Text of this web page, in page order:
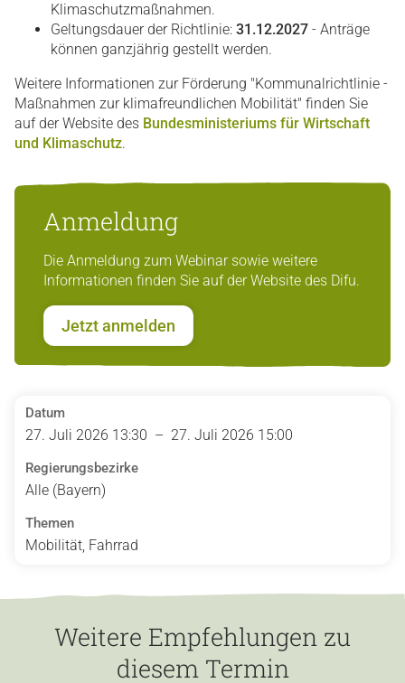
Klimaschutzmaßnahmen.
Geltungsdauer der Richtlinie: 31.12.2027 - Anträge
können ganzjährig gestellt werden.
Weitere Informationen zur Förderung "Kommunalrichtlinie -
Maßnahmen zur klimafreundlichen Mobilität" finden Sie
auf der Website des Bundesministeriums für Wirtschaft
und Klimaschutz.
Anmeldung
Die Anmeldung zum Webinar sowie weitere
Informationen finden Sie auf der Website des Difu.
Jetzt anmelden
Datum
27. Juli 2026 13:30 – 27. Juli 2026 15:00
Regierungsbezirke
Alle (Bayern)
Themen
Mobilität, Fahrrad
Weitere Empfehlungen zu
diesem Termin